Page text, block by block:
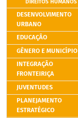
DIREITOS HUMANOS
DESENVOLVIMENTO
URBANO
EDUCAÇÃO
GÊNERO E MUNICÍPIO
INTEGRAÇÃO
FRONTEIRIÇA
JUVENTUDES
PLANEJAMENTO
ESTRATÉGICO